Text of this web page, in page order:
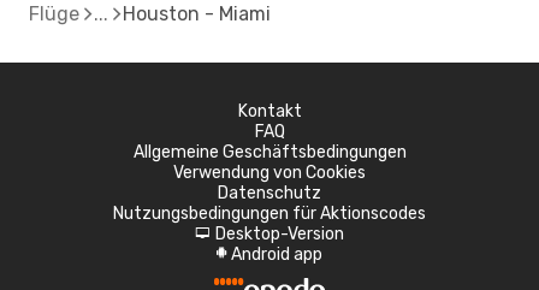
Flüge Houston - Miami
Kontakt
FAQ
Allgemeine Geschäftsbedingungen
Verwendung von Cookies
Datenschutz
Nutzungsbedingungen für Aktionscodes
d Desktop-Version
A Android app